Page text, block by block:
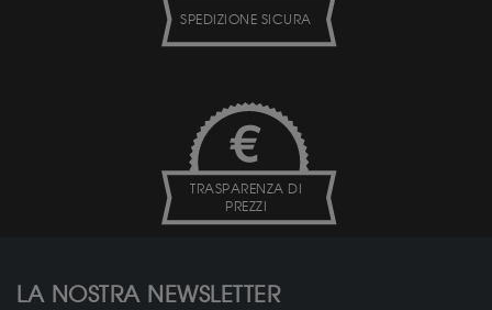
SPEDIZIONE SICURA
TRASPARENZA DI
PREZZI
LA NOSTRA NEWSLETTER